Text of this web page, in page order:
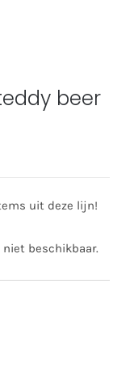
beer
uit deze lijn!
beschikbaar.